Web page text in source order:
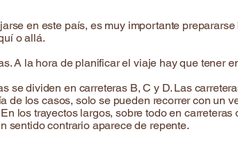
en este país, es muy importante
o allá.
A la hora de planificar el viaje hay que tener
se dividen en carreteras B, C y D. Las
de los casos, solo se pueden recorrer con un
los trayectos largos, sobre todo en
sentido contrario aparece de repente.